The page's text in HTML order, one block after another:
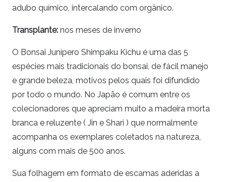
adubo químico, intercalando com orgânico.
Transplante: nos meses de inverno
O Bonsai Junípero Shimpaku Kichu é uma das 5
espécies mais tradicionais do bonsai, de fácil manejo
e grande beleza, motivos pelos quais foi difundido
por todo o mundo. No Japão é comum entre os
colecionadores que apreciam muito a madeira morta
branca e reluzente ( Jin e Shari ) que normalmente
acompanha os exemplares coletados na natureza,
alguns com mais de 500 anos.
Sua folhagem em formato de escamas aderidas a